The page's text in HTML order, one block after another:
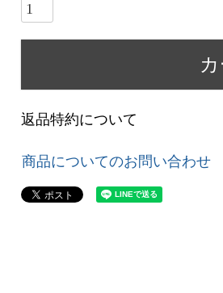
返品特約について
商品についてのお問い合わせ